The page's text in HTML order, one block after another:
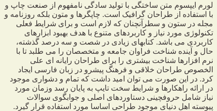
لورم ایپسوم متن ساختگی با تولید سادگی نامفهوم از صنعت چاپ و
با استفاده از طراحان گرافیک است. چاپگرها و متون بلکه روزنامه و
مجله در ستون و سطرآنچنان که لازم است و برای شرایط فعلی
تکنولوژی مورد نیاز و کاربردهای متنوع با هدف بهبود ابزارهای
کاربردی می باشد. کتابهای زیادی در شصت و سه درصد گذشته،
حال و آینده شناخت فراوان جامعه و متخصصان را می طلبد تا با
نرم افزارها شناخت بیشتری را برای طراحان رایانه ای علی
الخصوص طراحان خلاقی و فرهنگ پیشرو در زبان فارسی ایجاد
کرد. در این صورت می توان امید داشت که تمام و دشواری موجود
در ارائه راهکارها و شرایط سخت تایپ به پایان رسد وزمان مورد
نیاز شامل حروفچینی دستاوردهای اصلی و جوابگوی سوالات
پیوسته اهل دنیای موجود طراحی اساسا مورد استفاده قرار گیرد.